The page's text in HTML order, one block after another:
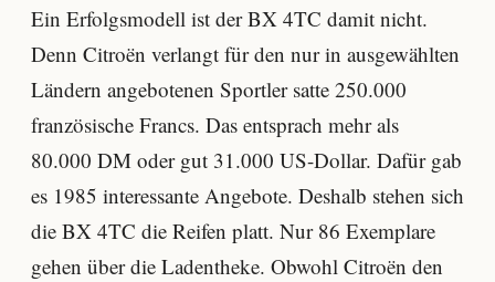
Ein Erfolgsmodell ist der BX 4TC damit nicht.
Denn Citroën verlangt für den nur in ausgewählten
Ländern angebotenen Sportler satte 250.000
französische Francs. Das entsprach mehr als
80.000 DM oder gut 31.000 US-Dollar. Dafür gab
es 1985 interessante Angebote. Deshalb stehen sich
die BX 4TC die Reifen platt. Nur 86 Exemplare
gehen über die Ladentheke. Obwohl Citroën den